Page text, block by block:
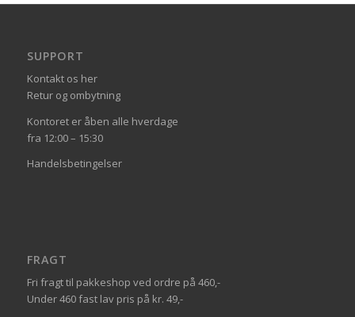
SUPPORT
Kontakt os her
Retur og ombytning
Kontoret er åben alle hverdage
fra 12:00 – 15:30
Handelsbetingelser
FRAGT
Fri fragt til pakkeshop ved ordre på 460,-
Under 460 fast lav pris på kr. 49,-